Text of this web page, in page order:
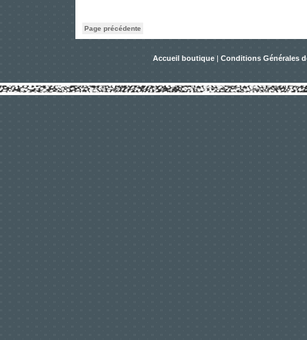
Page précédente
Accueil boutique | Conditions Générales